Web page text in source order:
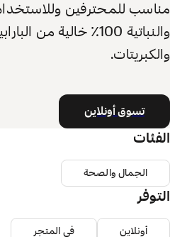
مناسب للمحترفين وللاستخدام
والنباتية 100٪ خالية
والكبريتات.
تسوق أونلاين
الفئات
الجمال والصحة
التوفر
أونلاين في المتجر